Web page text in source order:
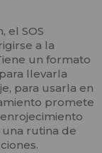
el SOS
a la
un formato
llevarla
para usarla en
promete
rutina de